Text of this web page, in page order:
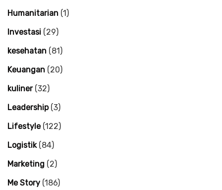
Humanitarian (1)
Investasi (29)
kesehatan (81)
Keuangan (20)
kuliner(32)
Leadership(3)
Lifestyle(122)
Logistik(84)
Marketing (2)
Me Story (186)